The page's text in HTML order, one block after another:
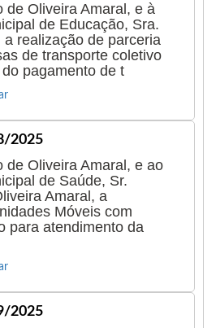
de Oliveira Amaral, e à
de Educação, Sra.
a realização de parceria
de transporte coletivo
pagamento de t
2025
de Oliveira Amaral, e ao
de Saúde, Sr.
Amaral, a
Móveis com
para atendimento da
2025